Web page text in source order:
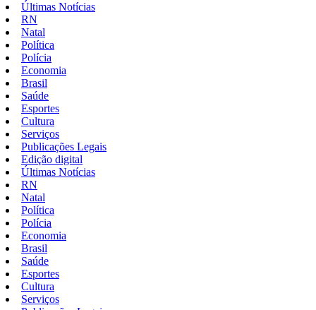
Últimas Notícias
RN
Natal
Política
Polícia
Economia
Brasil
Saúde
Esportes
Cultura
Serviços
Publicações Legais
Edição digital
Últimas Notícias
RN
Natal
Política
Polícia
Economia
Brasil
Saúde
Esportes
Cultura
Serviços